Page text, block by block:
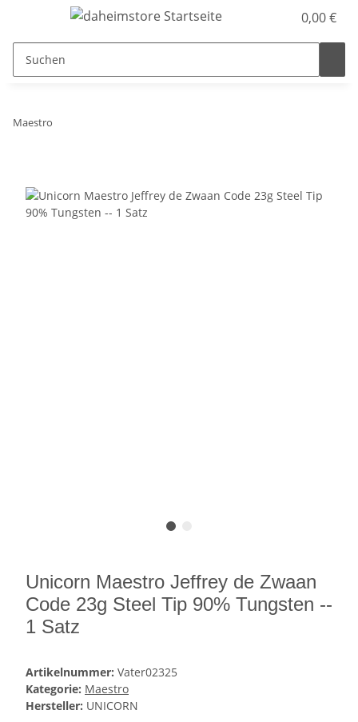
0,00 €
Maestro
Unicorn Maestro Jeffrey de Zwaan
Code 23g Steel Tip 90% Tungsten --
1 Satz
Artikelnummer: Vater02325
Kategorie: Maestro
Hersteller: UNICORN